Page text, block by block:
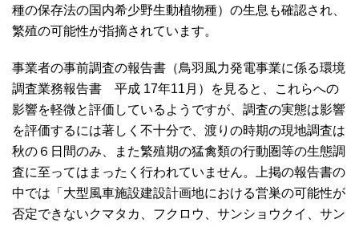
種の保存法の国内希少野生動植物種）の生息も確認され、
繁殖の可能性が指摘されています。
事業者の事前調査の報告書（鳥羽風力発電事業に係る環境
調査業務報告書 平成 17年11月）を見ると、これらへの
影響を軽微と評価しているようですが、調査の実態は影響
を評価するには著しく不十分で、渡りの時期の現地調査は
秋の６日間のみ、また繁殖期の猛禽類の行動圏等の生態調
査に至ってはまったく行われていません。上掲の報告書の
中では「大型風車施設建設計画地における営巣の可能性が
否定できないクマタカ、フクロウ、サンショウクイ、サン